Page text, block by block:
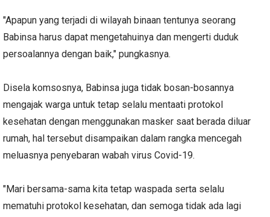
"Apapun yang terjadi di wilayah binaan tentunya seorang
Babinsa harus dapat mengetahuinya dan mengerti duduk
persoalannya dengan baik," pungkasnya.
Disela komsosnya, Babinsa juga tidak bosan-bosannya
mengajak warga untuk tetap selalu mentaati protokol
kesehatan dengan menggunakan masker saat berada diluar
rumah, hal tersebut disampaikan dalam rangka mencegah
meluasnya penyebaran wabah virus Covid-19.
"Mari bersama-sama kita tetap waspada serta selalu
mematuhi protokol kesehatan, dan semoga tidak ada lagi